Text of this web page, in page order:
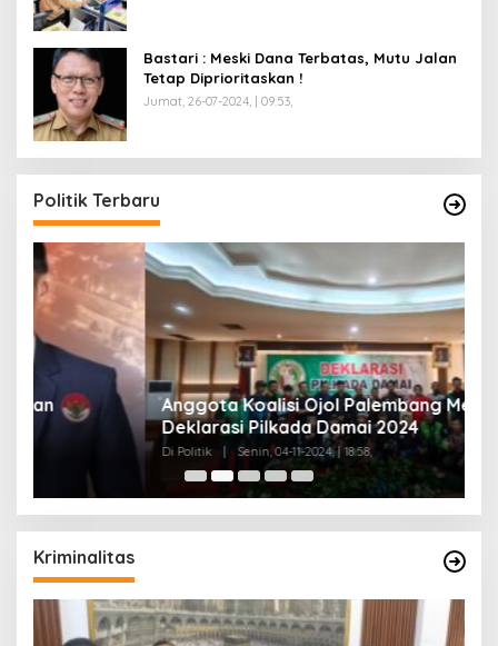
Bastari : Meski Dana Terbatas, Mutu Jalan
Tetap Diprioritaskan !
Jumat, 26-07-2024, | 09:53,
Politik Terbaru
Anggota Koalisi Ojol Palembang Menggelar
Deklarasi Pilkada Damai 2024
Senin, 04-11-2024, | 18:58,
Kriminalitas